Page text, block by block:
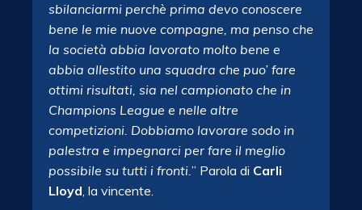
sbilanciarmi perchè prima devo conoscere
bene le mie nuove compagne, ma penso che
la società abbia lavorato molto bene e
abbia allestito una squadra che puo’ fare
ottimi risultati, sia nel campionato che in
Champions League e nelle altre
competizioni. Dobbiamo lavorare sodo in
palestra e impegnarci per fare il meglio
possibile su tutti i fronti.” Parola di Carli
Lloyd, la vincente.